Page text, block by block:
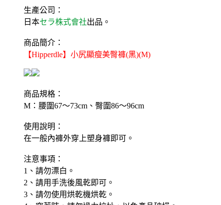
生產公司：
日本セラ株式會社出品。
商品簡介：
【Hipperdle】小尻顯瘦美臀褲(黑)(M)
商品規格：
M：腰圍67～73cm、臀圍86～96cm
使用說明：
在一般內褲外穿上塑身褲即可。
注意事項：
1、請勿漂白。
2、請用手洗後風乾即可。
3、請勿使用烘乾機烘乾。